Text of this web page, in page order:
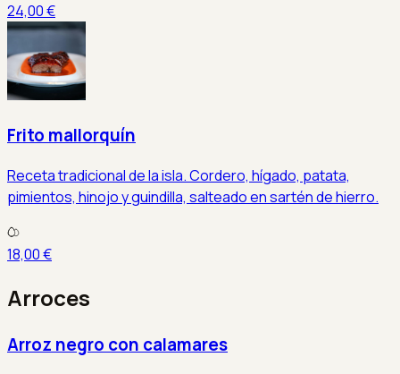
24,00 €
Frito mallorquín
Receta tradicional de la isla. Cordero, hígado, patata,
pimientos, hinojo y guindilla, salteado en sartén de hierro.
18,00 €
Arroces
Arroz negro con calamares